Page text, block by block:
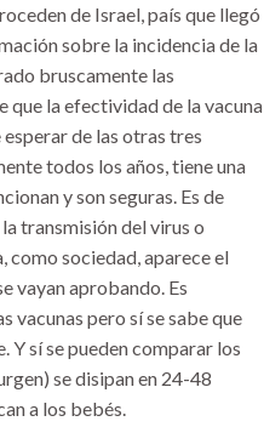
de Israel, país que llegó
sobre la incidencia de la
bruscamente las
que la efectividad de la vacuna
de las otras tres
todos los años, tiene una
y son seguras. Es de
transmisión del virus o
como sociedad, aparece el
vayan aprobando. Es
vacunas pero sí se sabe que
Y sí se pueden comparar los
se disipan en 24-48
a los bebés.